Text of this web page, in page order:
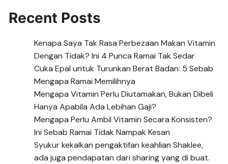
Recent Posts
Kenapa Saya Tak Rasa Perbezaan Makan Vitamin
Dengan Tidak? Ini 4 Punca Ramai Tak Sedar
Cuka Epal untuk Turunkan Berat Badan: 5 Sebab
Mengapa Ramai Memilihnya
Mengapa Vitamin Perlu Diutamakan, Bukan Dibeli
Hanya Apabila Ada Lebihan Gaji?
Mengapa Perlu Ambil Vitamin Secara Konsisten?
Ini Sebab Ramai Tidak Nampak Kesan
Syukur kekalkan pengaktifan keahlian Shaklee,
ada juga pendapatan dari sharing yang di buat.